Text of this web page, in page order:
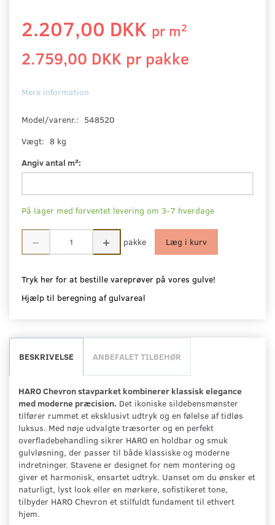
2.207,00 DKK pr m2
2.759,00 DKK pr pakke
Mere information
Model/varenr.: 548520
Vægt: 8 kg
Angiv antal m²:
På lager med forventet levering om 3-7 hverdage
pakke Læg i kurv
Tryk her for at bestille vareprøver på vores gulve!
Hjælp til beregning af gulvareal
BESKRIVELSE ANBEFALET TILBEHØR
HARO Chevron stavparket kombinerer klassisk elegance
med moderne præcision. Det ikoniske sildebensmønster
tilfører rummet et eksklusivt udtryk og en følelse af tidløs
luksus. Med nøje udvalgte træsorter og en perfekt
overfladebehandling sikrer HARO en holdbar og smuk
gulvløsning, der passer til både klassiske og moderne
indretninger. Stavene er designet for nem montering og
giver et harmonisk, ensartet udtryk. Uanset om du ønsker et
naturligt, lyst look eller en mørkere, sofistikeret tone,
tilbyder HARO Chevron et stilfuldt fundament til ethvert
hjem.